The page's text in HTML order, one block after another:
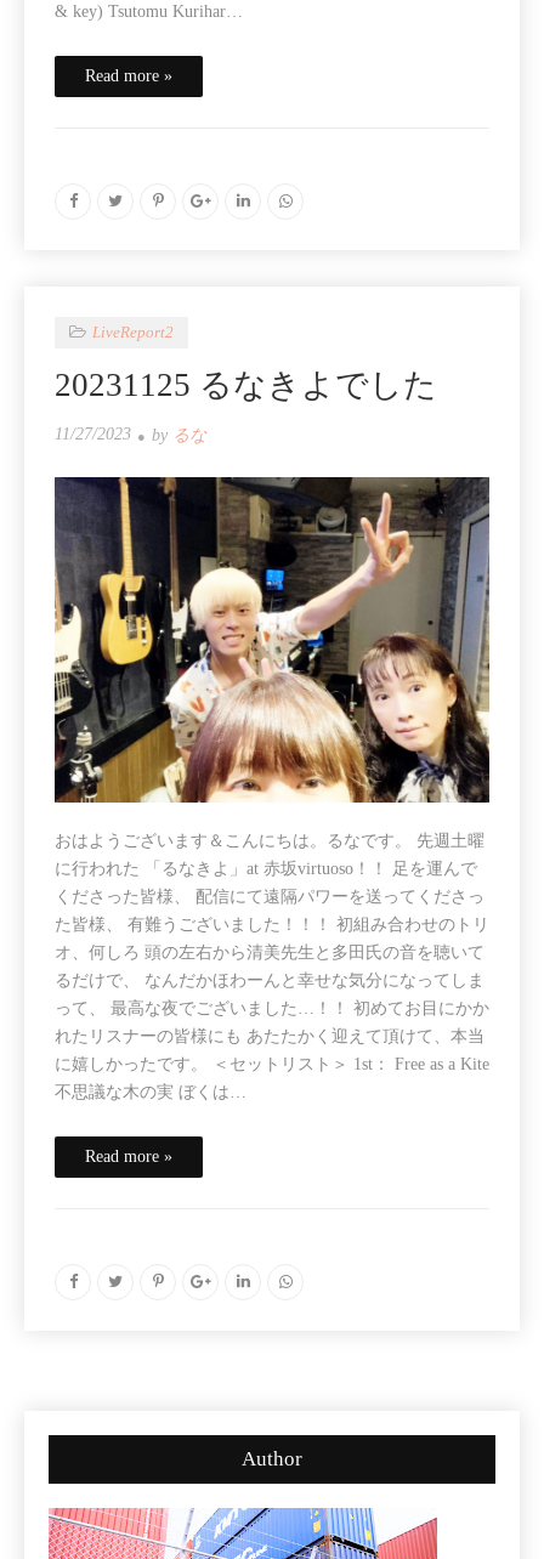
& key) Tsutomu Kurihar…
Read more »
LiveReport2
20231125 るなきよでした
11/27/2023 by るな
おはようございます＆こんにちは。るなです。 先週土曜
に行われた 「るなきよ」at 赤坂virtuoso！！ 足を運んで
くださった皆様、 配信にて遠隔パワーを送ってくださっ
た皆様、 有難うございました！！！ 初組み合わせのトリ
オ、何しろ 頭の左右から清美先生と多田氏の音を聴いて
るだけで、 なんだかほわーんと幸せな気分になってしま
って、 最高な夜でございました…！！ 初めてお目にかか
れたリスナーの皆様にも あたたかく迎えて頂けて、本当
に嬉しかったです。 ＜セットリスト＞ 1st： Free as a Kite
不思議な木の実 ぼくは…
Read more »
Author